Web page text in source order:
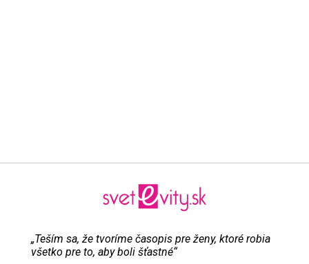
„Teším sa, že tvoríme časopis pre ženy, ktoré robia
všetko pre to, aby boli šťastné“